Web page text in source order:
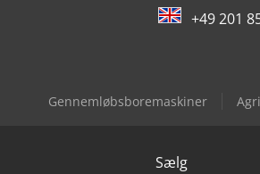
+49 201
Gennemløbsboremaskiner
Sælg